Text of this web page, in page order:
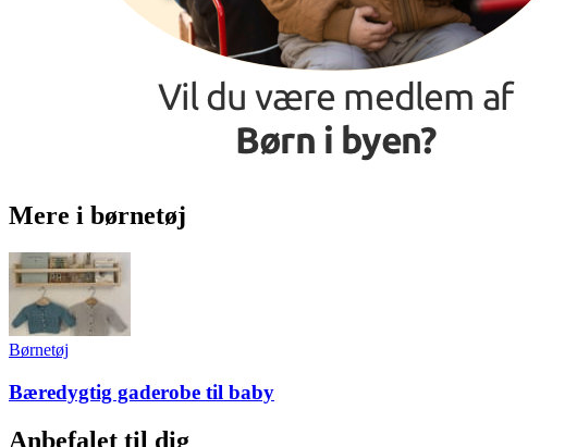
Mere i børnetøj
Børnetøj
Bæredygtig gaderobe til baby
Anbefalet til dig